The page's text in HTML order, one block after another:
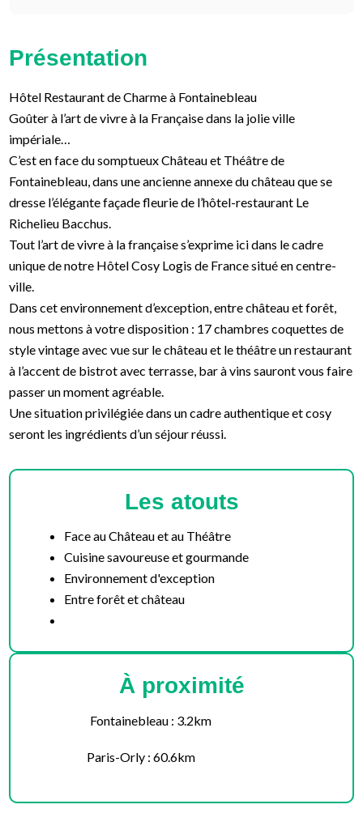
Présentation
Hôtel Restaurant de Charme à Fontainebleau
Goûter à l’art de vivre à la Française dans la jolie ville
impériale…
C’est en face du somptueux Château et Théâtre de
Fontainebleau, dans une ancienne annexe du château que se
dresse l’élégante façade fleurie de l’hôtel-restaurant Le
Richelieu Bacchus.
Tout l’art de vivre à la française s’exprime ici dans le cadre
unique de notre Hôtel Cosy Logis de France situé en centre-
ville.
Dans cet environnement d’exception, entre château et forêt,
nous mettons à votre disposition : 17 chambres coquettes de
style vintage avec vue sur le château et le théâtre un restaurant
à l’accent de bistrot avec terrasse, bar à vins sauront vous faire
passer un moment agréable.
Une situation privilégiée dans un cadre authentique et cosy
seront les ingrédients d’un séjour réussi.
Les atouts
Face au Château et au Théâtre
Cuisine savoureuse et gourmande
Environnement d'exception
Entre forêt et château
À proximité
Fontainebleau : 3.2km
Paris-Orly : 60.6km